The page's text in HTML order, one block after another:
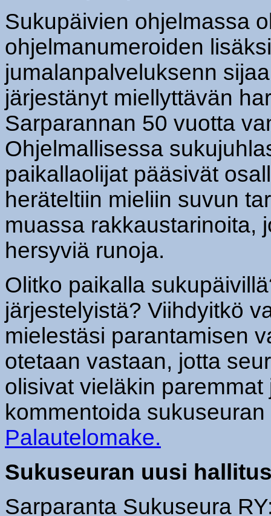
Sukupäivien ohjelmassa
ohjelmanumeroiden
jumalanpalveluksenn
järjestänyt miellyttävän
Sarparannan 50 vuotta
Ohjelmallisessa
paikallaolijat pääsivät
heräteltiin mieliin suvun
muassa rakkaustarinoita,
hersyviä runoja.
Olitko paikalla
järjestelyistä? Viihdyitkö
mielestäsi parantamisen
otetaan vastaan, jotta
olisivat vieläkin
kommentoida
Palautelomake.
Sukuseuran uusi
Sarparanta Sukuseura